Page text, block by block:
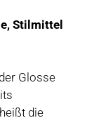
Stilmittel
Glosse
die